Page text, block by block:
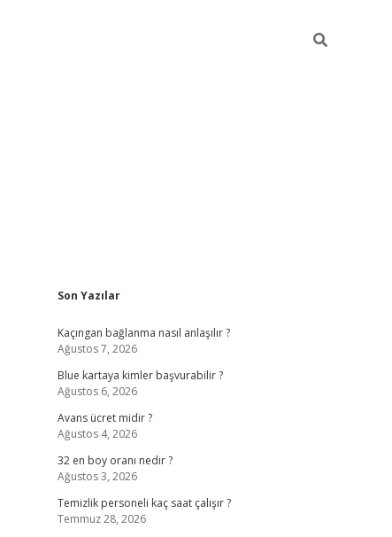
Sidebar
Son Yazılar
Kaçıngan bağlanma nasıl anlaşılır ?
Ağustos 7, 2026
Blue kartaya kimler başvurabilir ?
Ağustos 6, 2026
Avans ücret midir ?
Ağustos 4, 2026
32 en boy oranı nedir ?
Ağustos 3, 2026
Temizlik personeli kaç saat çalışır ?
Temmuz 28, 2026